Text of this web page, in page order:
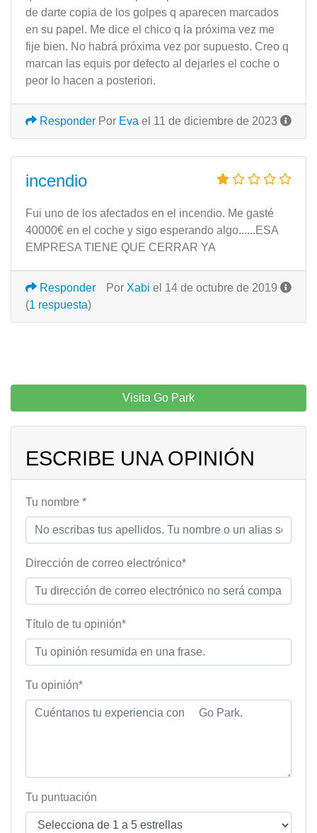
de darte copia de los golpes q aparecen marcados
en su papel. Me dice el chico q la próxima vez me
fije bien. No habrá próxima vez por supuesto. Creo q
marcan las equis por defecto al dejarles el coche o
peor lo hacen a posteriori.
Por Eva el 11 de diciembre de 2023
Responder
incendio
Fui uno de los afectados en el incendio. Me gasté
40000€ en el coche y sigo esperando algo......ESA
EMPRESA TIENE QUE CERRAR YA
Por Xabi el 14 de octubre de 2019
Responder
(1 respuesta)
Visita Go Park
ESCRIBE UNA OPINIÓN
Tu nombre *
Dirección de correo electrónico*
Título de tu opinión*
Tu opinión*
Tu puntuación